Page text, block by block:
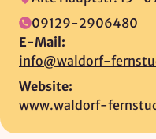
09129-2906480
E-Mail:
info@waldorf-
Website:
www.waldorf-
Website
werden. Hierzu
TYPO3-Cookies,
Google Places